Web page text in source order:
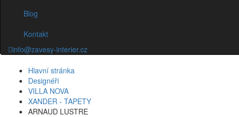
Blog
Kontakt
info@zavesy-interier.cz
Hlavní stránka
Designéři
VILLA NOVA
XANDER - TAPETY
ARNAUD LUSTRE